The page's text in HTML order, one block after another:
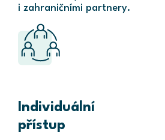
i zahraničními partnery.
Individuální
přístup